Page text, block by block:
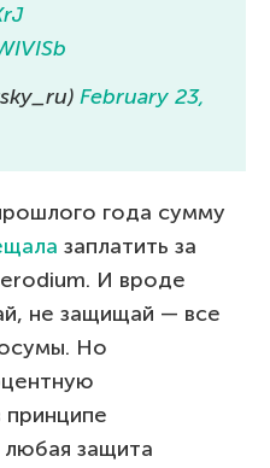
February 23,
года сумму
заплатить за
И вроде
не защищай — все
Но
принципе
защита